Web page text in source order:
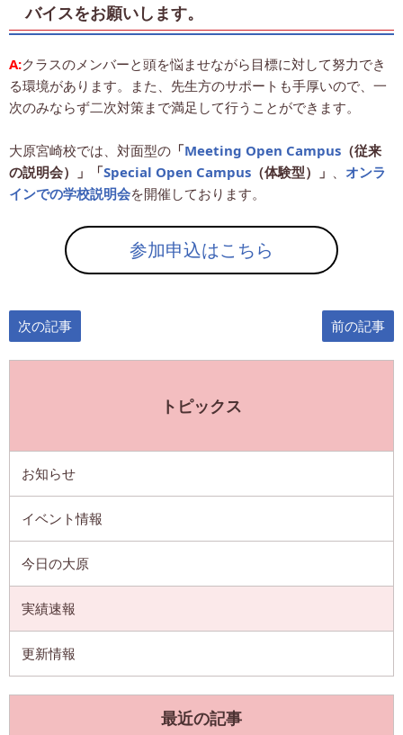
バイスをお願いします。
A:クラスのメンバーと頭を悩ませながら目標に対して努力でき
る環境があります。また、先生方のサポートも手厚いので、一
次のみならず二次対策まで満足して行うことができます。
大原宮崎校では、対面型の 「Meeting Open Campus （従来
の説明会）」「Special Open Campus （体験型）」
オンラ
インでの学校説明会を開催しております。
参加申込はこちら
次の記事 前の記事
トピックス
お知らせ
イベント情報
今日の大原
実績速報
更新情報
最近の記事